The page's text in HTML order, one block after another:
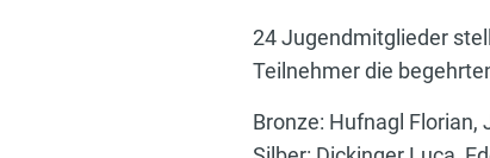
24 Jugendmitglieder
Teilnehmer die
Bronze: Hufnagl Florian,